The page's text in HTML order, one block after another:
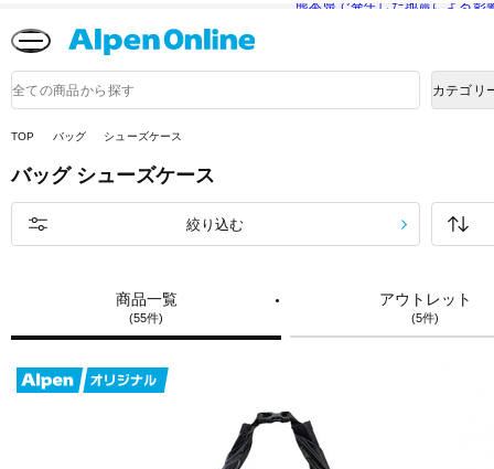
熊本県で発生した地震による影
品
検
カテゴリ
TOP バッグ シューズケース
バッグ シューズケース
商品一覧
(55件)
アウトレット
(5件)
絞り込む